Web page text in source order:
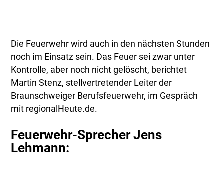
Die Feuerwehr wird auch in den nächsten Stunden
noch im Einsatz sein. Das Feuer sei zwar unter
Kontrolle, aber noch nicht gelöscht, berichtet
Martin Stenz, stellvertretender Leiter der
Braunschweiger Berufsfeuerwehr, im Gespräch
mit regionalHeute.de.
Feuerwehr-Sprecher Jens
Lehmann: